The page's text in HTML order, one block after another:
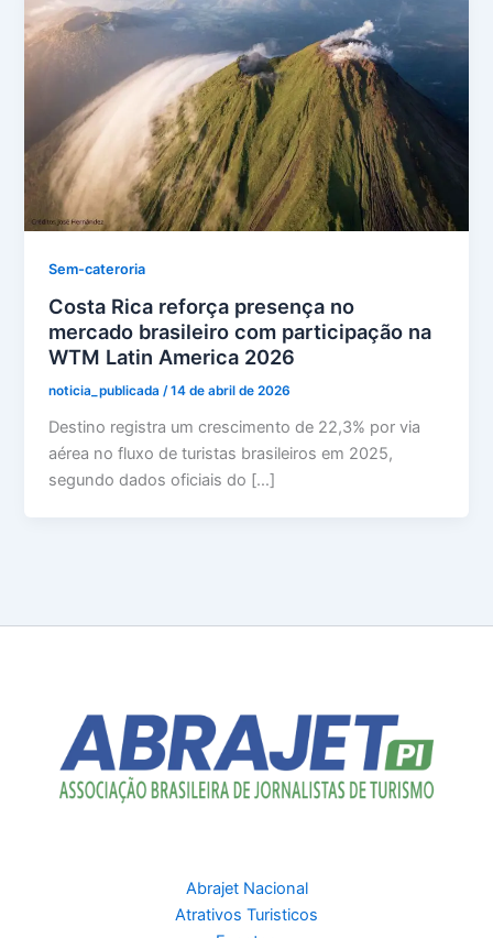
Sem-cateroria
Costa Rica reforça presença no
mercado brasileiro com participação na
WTM Latin America 2026
noticia_publicada/14 de abril de 2026
Destino registra um crescimento de 22,3% por via
aérea no fluxo de turistas brasileiros em 2025,
segundo dados oficiais do […]
Abrajet Nacional
Atrativos Turisticos